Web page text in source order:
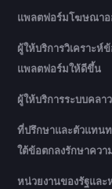
แพลตฟอร์มโฆษณาอ
ผู้ให้บริการวิเคราะห์
แพลตฟอร์มให้ดีขึ้น
ผู้ให้บริการระบบคลา
ที่ปรึกษาและตัวแทน
ใต้ข้อตกลงรักษาควา
หน่วยงานของรัฐแล